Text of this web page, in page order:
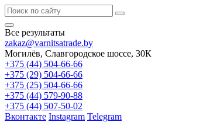
Все результаты
zakaz@varnitsatrade.by
Могилёв, Славгородское шоссе, 30К
+375 (44) 504-66-66
+375 (29) 504-66-66
+375 (25) 504-66-66
+375 (44) 579-90-88
+375 (44) 507-50-02
Вконтакте Instagram Telegram